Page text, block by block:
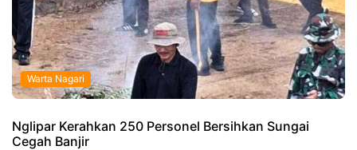
Warta Nagari
Nglipar Kerahkan 250 Personel Bersihkan Sungai
Cegah Banjir